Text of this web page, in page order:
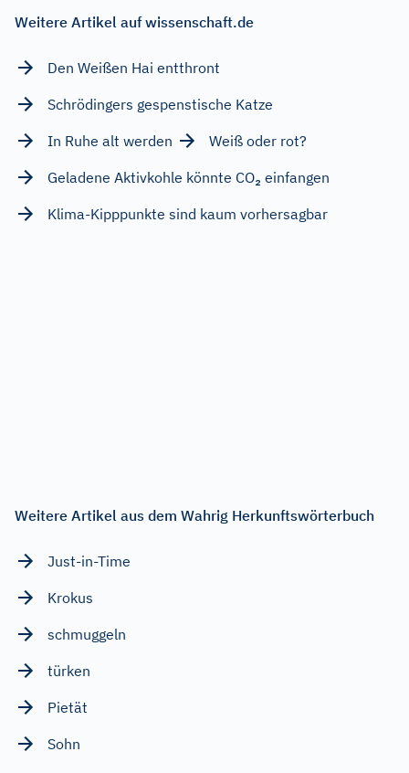
Weitere Artikel auf wissenschaft.de
Den Weißen Hai entthront
Schrödingers gespenstische Katze
In Ruhe alt werden
Weiß oder rot?
Geladene Aktivkohle könnte CO₂ einfangen
Klima-Kipppunkte sind kaum vorhersagbar
Weitere Artikel aus dem Wahrig Herkunftswörterbuch
Just-in-Time
Krokus
schmuggeln
türken
Pietät
Sohn